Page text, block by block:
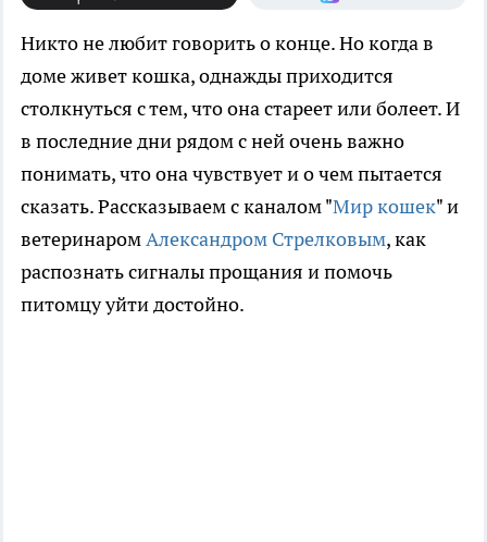
Никто не любит говорить о конце. Но когда в
доме живет кошка, однажды приходится
столкнуться с тем, что она стареет или болеет. И
в последние дни рядом с ней очень важно
понимать, что она чувствует и о чем пытается
сказать. Рассказываем с каналом "Мир кошек" и
ветеринаромАлександром Стрелковым, как
распознать сигналы прощания и помочь
питомцу уйти достойно.